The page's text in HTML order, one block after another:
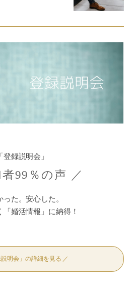
「登録説明会」
99％の声 ／
った。安心した。
「婚活情報」に納得！
明会」の詳細を見る ／